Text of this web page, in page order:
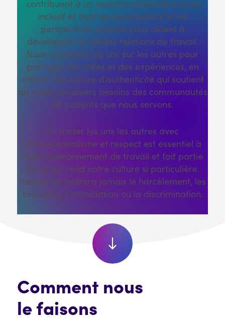
contribuent à un environnement de travail
inclusif et dont les antécédents et les
perspectives uniques nous aident à
développer de solides relations de travail.
Nous comptons les uns sur les autres pour
partager des idées et des expériences, en
créant une culture d’authenticité qui soutient
au mieux les divers besoins des communautés
de patients que nous servons.
Se traiter les uns les autres avec
professionnalisme et respect est essentiel à
notre environnement de travail et fait partie
de ce qui rend notre culture si particulière.
Insmed ne tolérera jamais le harcèlement, les
brimades, l’intimidation ou la discrimination.
Comment nous
le faisons